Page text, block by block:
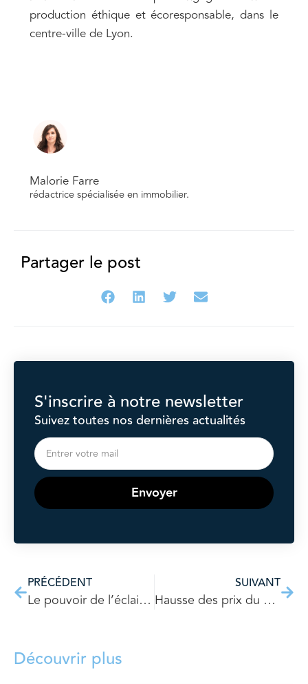
production éthique et écoresponsable, dans le
centre-ville de Lyon.
Malorie Farre
rédactrice spécialisée en immobilier.
Partager le post
S'inscrire à notre newsletter
Suivez toutes nos dernières actualités
Envoyer
PRÉCÉDENT
Le pouvoir de l’éclairage pour sublimer votre logement
SUIVANT
Hausse des prix du chauffage en copropriété : à quoi s’attendre ?
Découvrir plus